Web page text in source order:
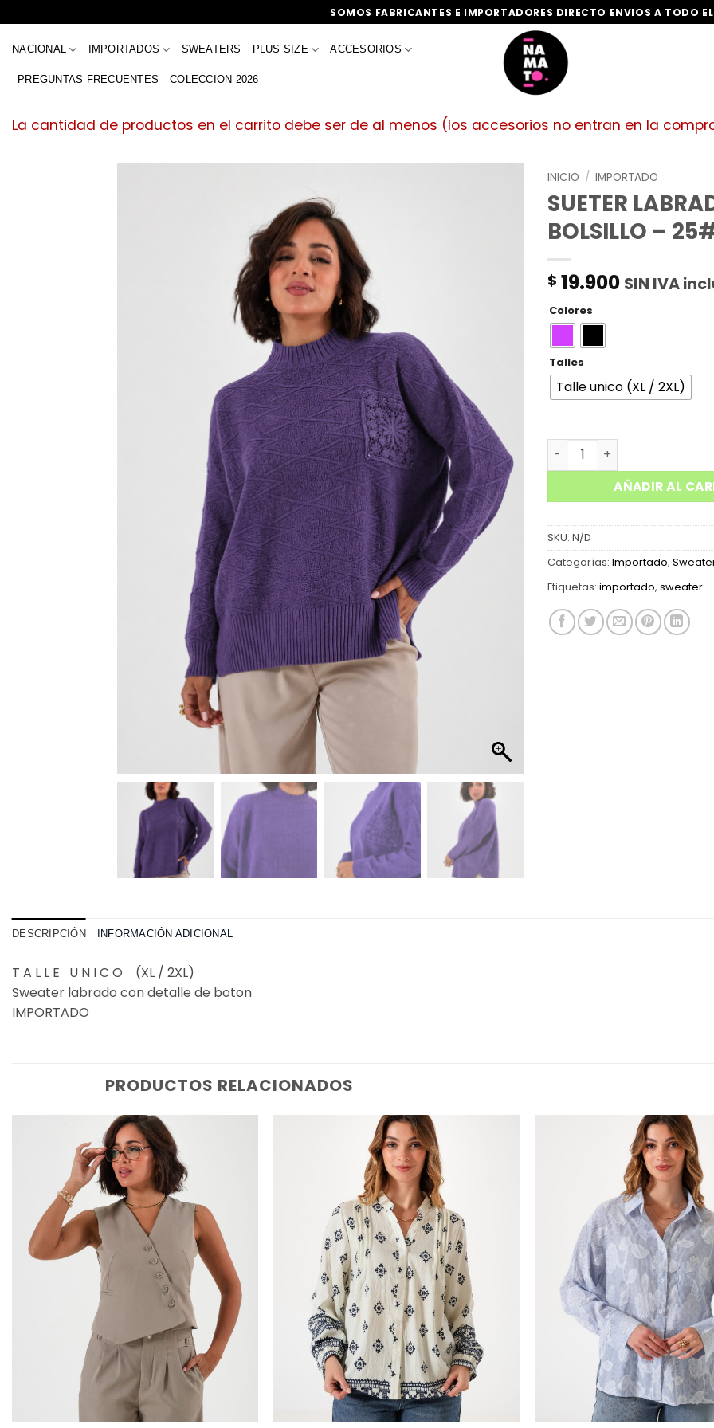
al
contenido
SOMOS FABRICANTES E IMPORTADORES DIRECTO ENVIOS A TODO
NACIONAL IMPORTADOS SWEATERS PLUS SIZE ACCESORIOS
PREGUNTAS FRECUENTES COLECCION 2026
La cantidad de productos en el carrito debe ser de al menos (los accesorios no entran en la
INICIO / IMPORTADO
SUETER
BOLSILLO –
$ 19.900 SIN IVA
Colores
Talles
Talle unico (XL / 2XL)
SUETER LABRADO C/
AÑADIR AL
SKU: N/D
Categorías: Importado,
Etiquetas: importado, sweater
DESCRIPCIÓN INFORMACIÓN ADICIONAL
T A L L E U N I C O (XL / 2XL)
Sweater labrado con detalle de boton
IMPORTADO
PRODUCTOS RELACIONADOS